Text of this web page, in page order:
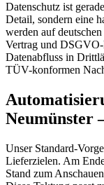
Datenschutz ist
Detail, sondern eine
werden auf
Vertrag und
Datenabfluss in
TÜV-konformen
Neumünster
Unser Standard-
Lieferzielen. Am
Stand zum